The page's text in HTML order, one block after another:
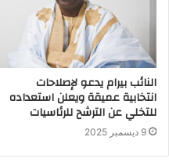
النائب بيرام يدعو لإصلاحات
انتخابية عميقة ويعلن استعداده
للتخلي عن الترشح للرئاسيات
9 ديسمبر 2025